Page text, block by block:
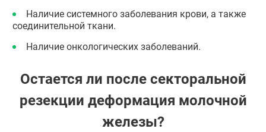
Наличие системного заболевания крови, а также
соединительной ткани.
Наличие онкологических заболеваний.
Остается ли после секторальной
резекции деформация молочной
железы?